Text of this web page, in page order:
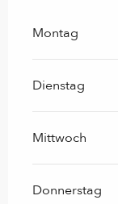
Montag
Dienstag
Mittwoch
Donnerstag